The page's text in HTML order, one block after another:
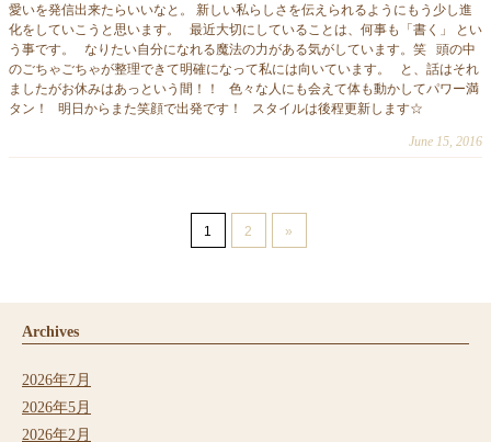
愛いを発信出来たらいいなと。 新しい私らしさを伝えられるようにもう少し進
化をしていこうと思います。 最近大切にしていることは、何事も「書く」 とい
う事です。 なりたい自分になれる魔法の力がある気がしています。笑 頭の中
のごちゃごちゃが整理できて明確になって私には向いています。 と、話はそれ
ましたがお休みはあっという間！！ 色々な人にも会えて体も動かしてパワー満
タン！ 明日からまた笑顔で出発です！ スタイルは後程更新します☆
June 15, 2016
1 2 »
Archives
2026年7月
2026年5月
2026年2月